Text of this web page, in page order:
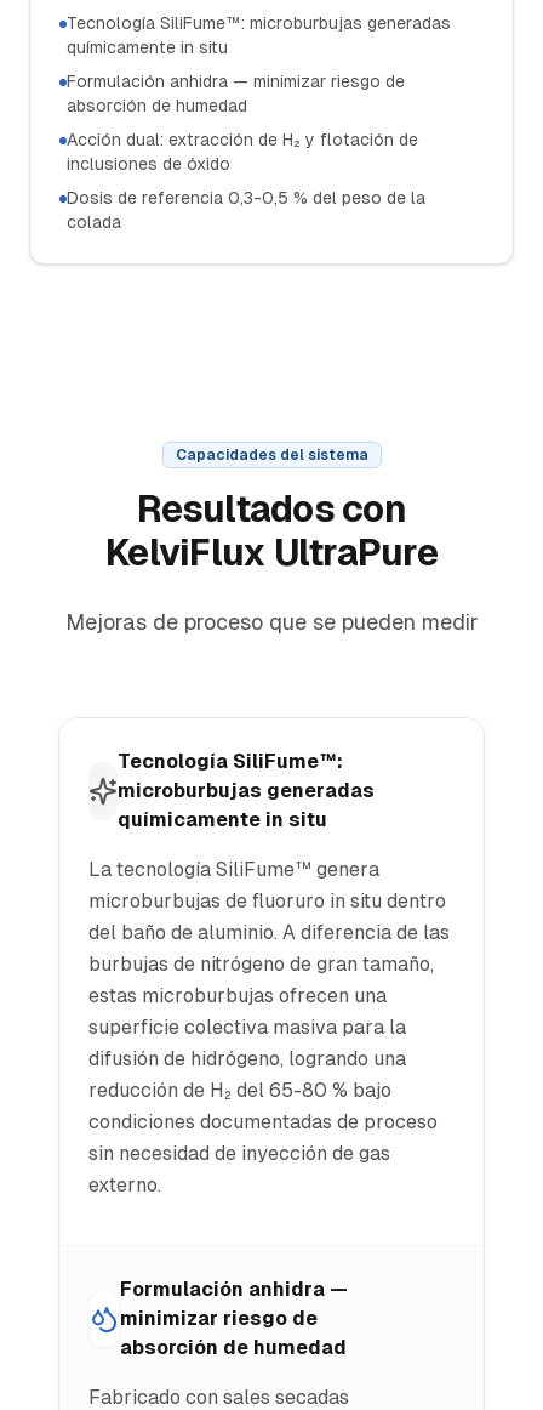
Tecnología SiliFume™: microburbujas generadas
químicamente in situ
Formulación anhidra — minimizar riesgo de
absorción de humedad
Acción dual: extracción de H₂ y flotación de
inclusiones de óxido
Dosis de referencia 0,3-0,5 % del peso de la
colada
Capacidades del sistema
Resultados con
KelviFlux UltraPure
Mejoras de proceso que se pueden medir
Tecnología SiliFume™:
microburbujas generadas
químicamente in situ
La tecnología SiliFume™ genera
microburbujas de fluoruro in situ dentro
del baño de aluminio. A diferencia de las
burbujas de nitrógeno de gran tamaño,
estas microburbujas ofrecen una
superficie colectiva masiva para la
difusión de hidrógeno, logrando una
reducción de H₂ del 65-80 % bajo
condiciones documentadas de proceso
sin necesidad de inyección de gas
externo.
Formulación anhidra —
minimizar riesgo de
absorción de humedad
Fabricado con sales secadas